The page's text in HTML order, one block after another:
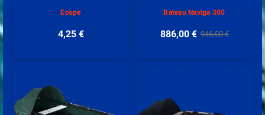
Ecope
4,25 €
Bateau Naviga 300
886,00 € 946,00 €